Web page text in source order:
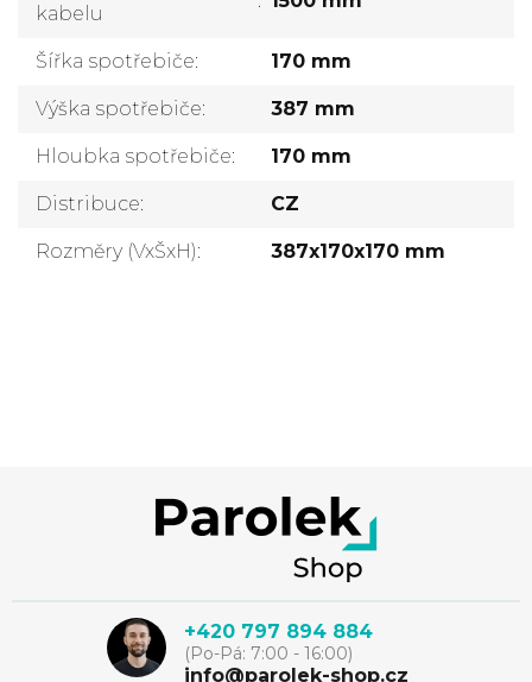
kabelu
Šířka spotřebiče: 170 mm
Výška spotřebiče: 387 mm
Hloubka spotřebiče: 170 mm
Distribuce: CZ
Rozměry (VxŠxH): 387x170x170 mm
+420 797 894 884
(Po-Pá: 7:00 - 16:00)
info@parolek-shop.cz